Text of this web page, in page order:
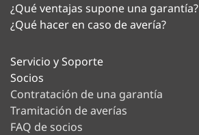
¿Qué ventajas supone una garantía?
¿Qué hacer en caso de avería?
Servicio y Soporte
Socios
Contratación de una garantía
Tramitación de averías
FAQ de socios